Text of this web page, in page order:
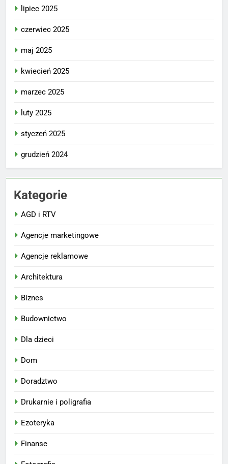
lipiec 2025
czerwiec 2025
maj 2025
kwiecień 2025
marzec 2025
luty 2025
styczeń 2025
grudzień 2024
Kategorie
AGD i RTV
Agencje marketingowe
Agencje reklamowe
Architektura
Biznes
Budownictwo
Dla dzieci
Dom
Doradztwo
Drukarnie i poligrafia
Ezoteryka
Finanse